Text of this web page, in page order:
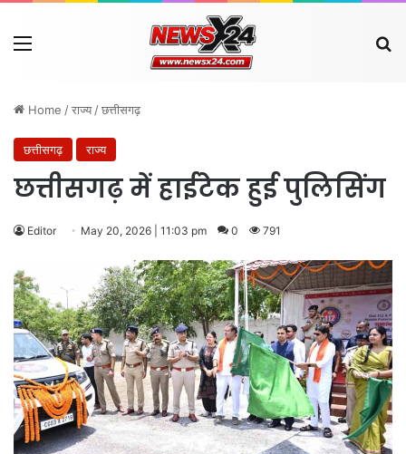
Menu
Home /राज्य /छत्तीसगढ़
छत्तीसगढ़ राज्य
​छत्तीसगढ़ में हाईटेक हुई पुलिसिंग
Editor May 20, 2026 | 11:03 pm 0 791